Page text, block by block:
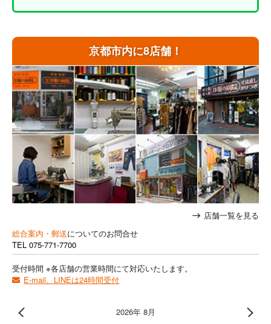
京都市内に8店舗！
店舗一覧を見る
総合案内・郵送についてのお問合せ
TEL 075-771-7700
受付時間 ※各店舗の営業時間にて対応いたします。
E-mail、LINEは24時間受付
2026年 8月